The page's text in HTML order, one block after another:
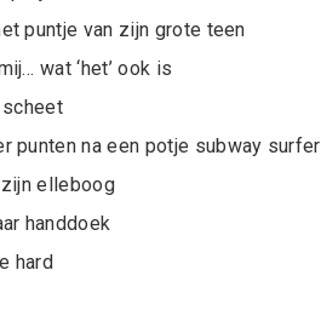
puntje van zijn grote teen
wat ‘het’ ook is
punten na een potje subway surfer
elleboog
handdoek
hard